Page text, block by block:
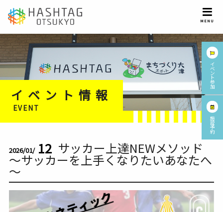
イベント情報
EVENT
2026/01/ 12 サッカー上達NEWメソッド
～サッカーを上手くなりたいあなたへ
～
イ
ベ
ン
ト
参
加
施
設
予
約